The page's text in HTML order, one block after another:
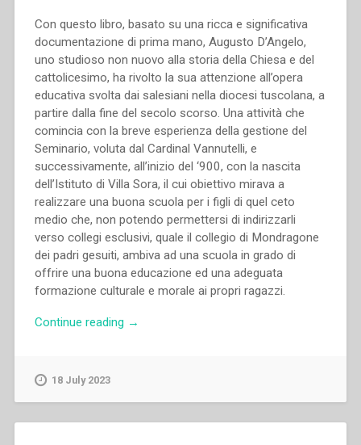
Con questo libro, basato su una ricca e significativa
documentazione di prima mano, Augusto D’Angelo,
uno studioso non nuovo alla storia della Chiesa e del
cattolicesimo, ha rivolto la sua attenzione all’opera
educativa svolta dai salesiani nella diocesi tuscolana, a
partire dalla fine del secolo scorso. Una attività che
comincia con la breve esperienza della gestione del
Seminario, voluta dal Cardinal Vannutelli, e
successivamente, all’inizio del ‘900, con la nascita
dell’Istituto di Villa Sora, il cui obiettivo mirava a
realizzare una buona scuola per i figli di quel ceto
medio che, non potendo permettersi di indirizzarli
verso collegi esclusivi, quale il collegio di Mondragone
dei padri gesuiti, ambiva ad una scuola in grado di
offrire una buona educazione ed una adeguata
formazione culturale e morale ai propri ragazzi.
Continue reading “Augusto
→
18 July 2023